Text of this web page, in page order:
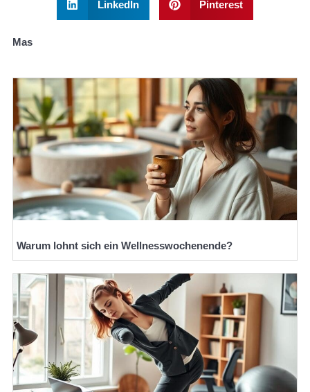
LinkedIn Pinterest
Mas
Warum lohnt sich ein Wellnesswochenende?